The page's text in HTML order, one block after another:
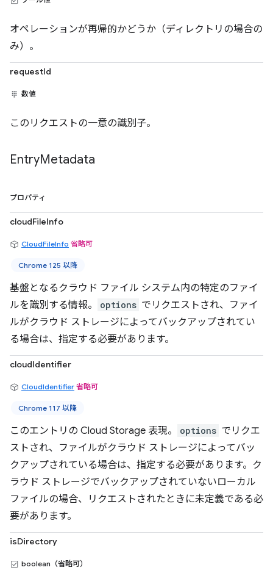
オペレーションが再帰的かどうか（ディレクトリの場合の
み）。
requestId
数値
このリクエストの一意の識別子。
EntryMetadata
プロパティ
cloudFileInfo
CloudFileInfo 省略可
Chrome 125 以降
基盤となるクラウド ファイル システム内の特定のファイ
ルを識別する情報。
options でリクエストされ、ファイ
ルがクラウド ストレージによってバックアップされてい
る場合は、指定する必要があります。
cloudIdentifier
CloudIdentifier 省略可
Chrome 117 以降
このエントリの Cloud Storage 表現。 options でリクエ
ストされ、ファイルがクラウド ストレージによってバッ
クアップされている場合は、指定する必要があります。ク
ラウド ストレージでバックアップされていないローカル
ファイルの場合、リクエストされたときに未定義である必
要があります。
isDirectory
boolean（省略可）